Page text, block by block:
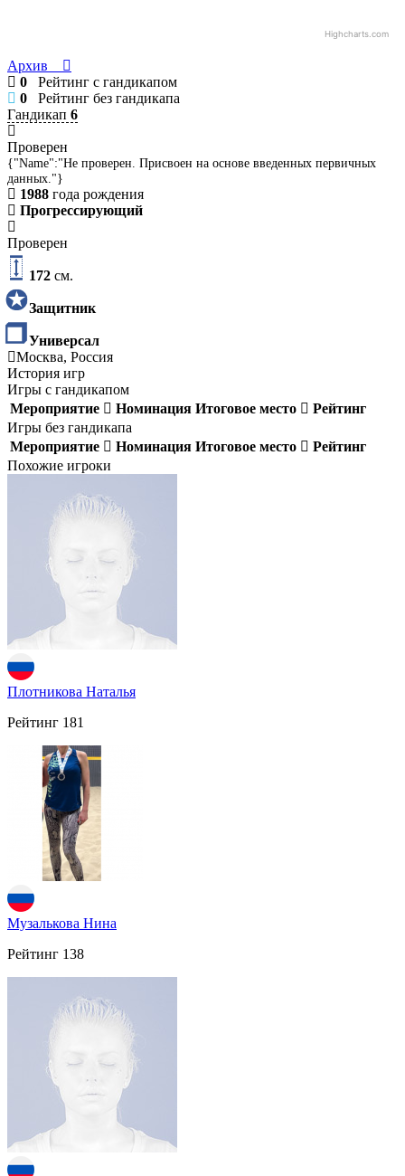
Highcharts.com
Архив
0 Рейтинг с гандикапом
0 Рейтинг без гандикапа
Гандикап 6
Проверен
{"Name":"Не проверен. Присвоен на основе введенных первичных
данных."}
1988 года рождения
Прогрессирующий
Проверен
172 см.
Защитник
Универсал
Москва, Россия
История игр
Игры с гандикапом
Мероприятие
Номинация Итоговое место
Рейтинг
Игры без гандикапа
Мероприятие
Номинация Итоговое место
Рейтинг
Похожие игроки
Плотникова Наталья
Рейтинг 181
Музалькова Нина
Рейтинг 138